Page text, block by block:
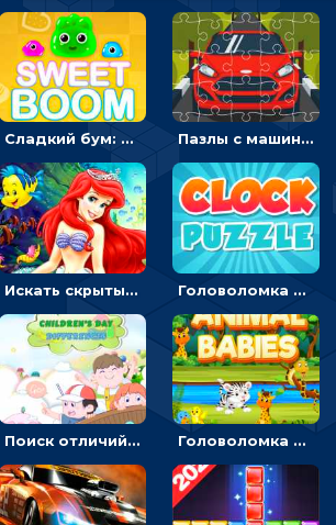
Сладкий бум: тапнуть, чтобы взорвать желейки - головоломка Пазлы с машинами Форд: собирать картинки и открывать новые
Искать скрытый алфавит на картинках с мультяшными героями - головоломка для детей Головоломка с часами для детей: читать время по циферблату
Поиск отличий на картинках с детьми - головоломка Головоломка Звери-малыши: открывай карточки по очереди, чтобы найти одинаковые